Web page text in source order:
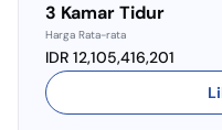
3 Kamar Tidur
Harga Rata-rata
IDR 12,105,416,201